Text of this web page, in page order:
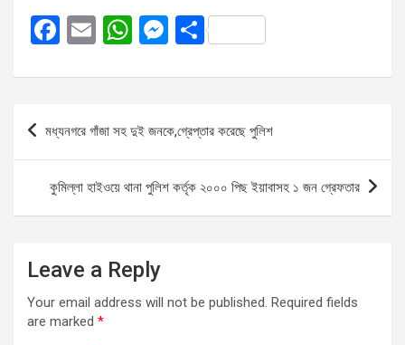
F
ce
o
o
k
E
ail
W
at
s
A
p
p
M
se
g
er
S
ar
Post
navigation
মধ্যনগরে গাঁজা সহ দুই জনকে,গ্রেপ্তার করেছে পুলিশ
কুমিল্লা হাইওয়ে থানা পুলিশ কর্তৃক ২০০০ পিছ ইয়াবাসহ ১ জন গ্রেফতার
Leave a Reply
Your email address will not be published. Required fields
are marked *